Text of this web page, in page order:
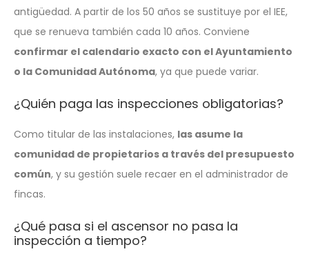
antigüedad. A partir de los 50 años se sustituye por el IEE,
que se renueva también cada 10 años. Conviene
confirmar el calendario exacto con el Ayuntamiento
o la Comunidad Autónoma, ya que puede variar.
¿Quién paga las inspecciones obligatorias?
Como titular de las instalaciones, las asume la
comunidad de propietarios a través del presupuesto
común, y su gestión suele recaer en el administrador de
fincas.
¿Qué pasa si el ascensor no pasa la
inspección a tiempo?